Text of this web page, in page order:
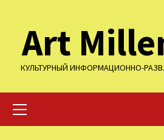
содержимому
Art
КУЛЬТУРНЫЙ ИНФОРМАЦИОННО-
меню